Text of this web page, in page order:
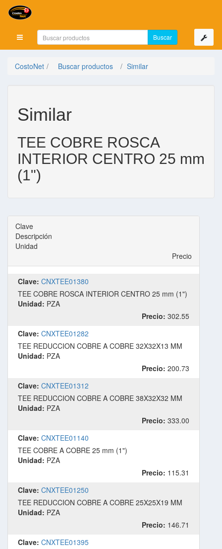
Mostrar menú
CostoNet Buscar productos Similar
Similar
TEE COBRE ROSCA
INTERIOR CENTRO 25 mm
(1")
Clave
Descripción
Unidad
Precio
Clave: CNXTEE01380
TEE COBRE ROSCA INTERIOR CENTRO 25 mm (1")
Unidad: PZA
Precio: 302.55
Clave: CNXTEE01282
TEE REDUCCION COBRE A COBRE 32X32X13 MM
Unidad: PZA
Precio: 200.73
Clave: CNXTEE01312
TEE REDUCCION COBRE A COBRE 38X32X32 MM
Unidad: PZA
Precio: 333.00
Clave: CNXTEE01140
TEE COBRE A COBRE 25 mm (1")
Unidad: PZA
Precio: 115.31
Clave: CNXTEE01250
TEE REDUCCION COBRE A COBRE 25X25X19 MM
Unidad: PZA
Precio: 146.71
Clave: CNXTEE01395